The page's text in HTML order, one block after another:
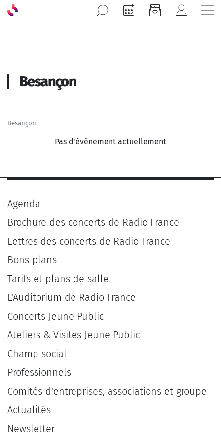
Aller au contenu principal
Besançon
Besançon
Pas d'évènement actuellement
Agenda
Brochure des concerts de Radio France
Lettres des concerts de Radio France
Bons plans
Tarifs et plans de salle
L'Auditorium de Radio France
Concerts Jeune Public
Ateliers & Visites Jeune Public
Champ social
Professionnels
Comités d'entreprises, associations et groupe
Actualités
Newsletter